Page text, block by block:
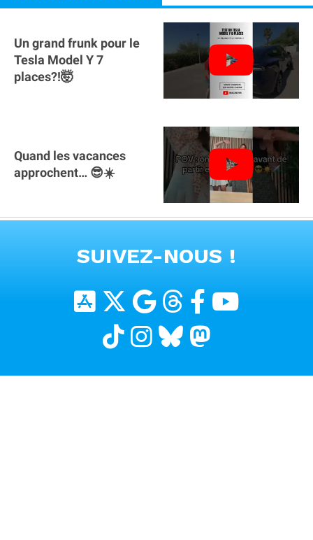
Un grand frunk pour le
Tesla Model Y 7
places?!🤯
Quand les vacances
approchent… 😎☀️
SUIVEZ-NOUS !